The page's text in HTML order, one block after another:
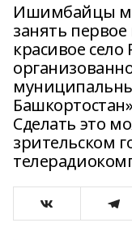
Ишимбайцы
занять
красивое
Сделать это
зрительском